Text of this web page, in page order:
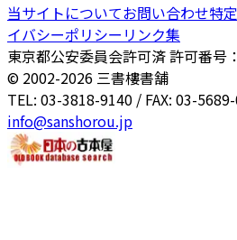
当サイトについてお問い合わせ特
イバシーポリシー リンク集
東京都公安委員会許可済 許可番号
© 2002-2026 三書樓書舗
TEL: 03-3818-9140 / FAX: 03-
info@sanshorou.jp